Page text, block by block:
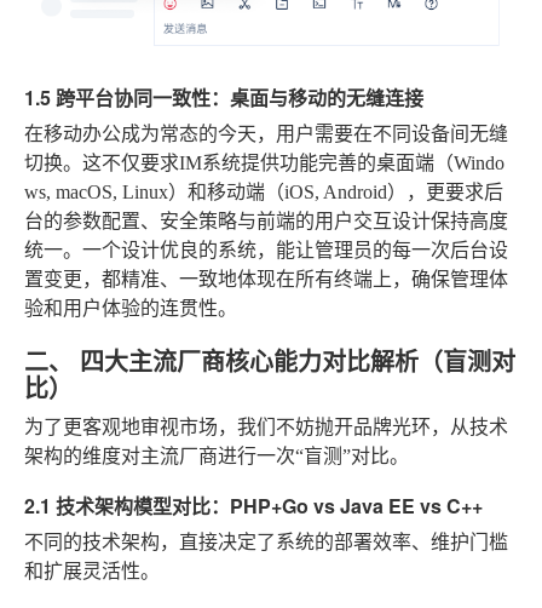
1.5 跨平台协同一致性：桌面与移动的无缝连接
在移动办公成为常态的今天，用户需要在不同设备间无缝
切换。这不仅要求IM系统提供功能完善的桌面端（Windo
ws, macOS, Linux）和移动端（iOS, Android），更要求后
台的参数配置、安全策略与前端的用户交互设计保持高度
统一。一个设计优良的系统，能让管理员的每一次后台设
置变更，都精准、一致地体现在所有终端上，确保管理体
验和用户体验的连贯性。
二、 四大主流厂商核心能力对比解析（盲测对
比）
为了更客观地审视市场，我们不妨抛开品牌光环，从技术
架构的维度对主流厂商进行一次“盲测”对比。
2.1 技术架构模型对比：PHP+Go vs Java EE vs C++
不同的技术架构，直接决定了系统的部署效率、维护门槛
和扩展灵活性。